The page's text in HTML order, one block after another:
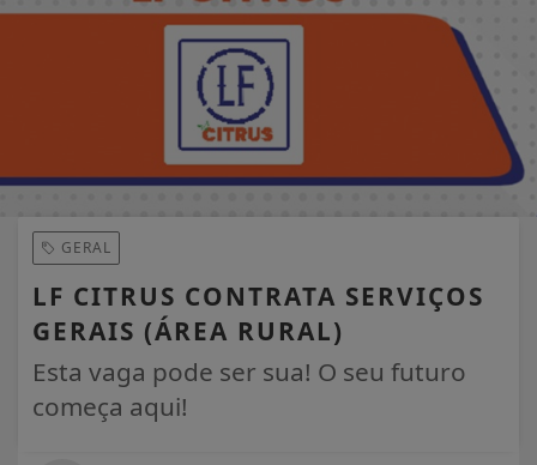
GERAL
LF CITRUS CONTRATA SERVIÇOS
GERAIS (ÁREA RURAL)
Esta vaga pode ser sua! O seu futuro
começa aqui!